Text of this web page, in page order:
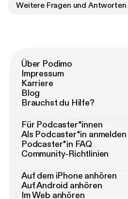
Weitere Fragen und Antworten
Über Podimo
Impressum
Karriere
Blog
Brauchst du Hilfe?
Für Podcaster*innen
Als Podcaster*in anmelden
Podcaster*in FAQ
Community-Richtlinien
Auf dem iPhone anhören
Auf Android anhören
Im Web anhören